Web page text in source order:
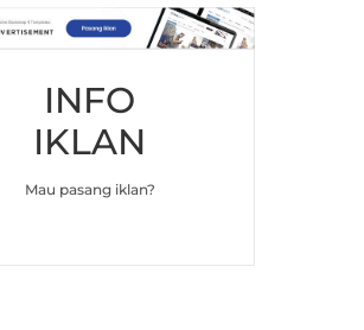
INFO
IKLAN
Mau pasang iklan?